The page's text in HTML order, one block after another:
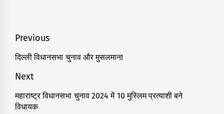
Post
navigation
Previous
Previous
दिल्ली विधानसभा चुनाव और मुसलमान!
Next
Next
post:
महाराष्ट्र विधानसभा चुनाव 2024 में 10 मुस्लिम प्रत्याशी बने
विधायक